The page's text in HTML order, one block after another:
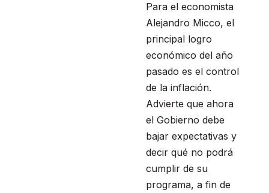
Para el economista
Alejandro Micco, el
principal logro
económico del año
pasado es el control
de la inflación.
Advierte que ahora
el Gobierno debe
bajar expectativas y
decir qué no podrá
cumplir de su
programa, a fin de